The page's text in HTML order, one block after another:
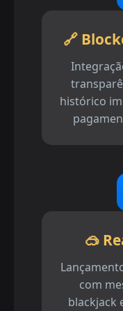
🔗
histórico
🥽
com
blackjack